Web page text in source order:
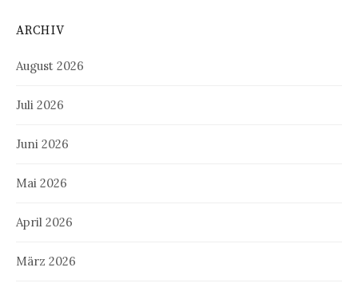
ARCHIV
August 2026
Juli 2026
Juni 2026
Mai 2026
April 2026
März 2026